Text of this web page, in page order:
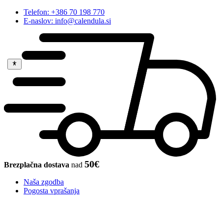
Telefon: +386 70 198 770
E-naslov: info@calendula.si
Brezplačna dostava nad 50€
Naša zgodba
Pogosta vprašanja